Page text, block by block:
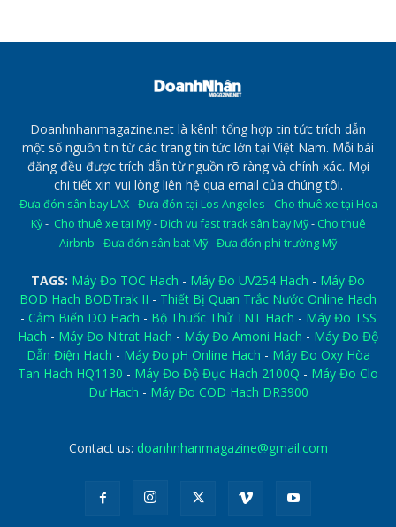
Doanhnhanmagazine.net là kênh tổng hợp tin tức trích dẫn
một số nguồn tin từ các trang tin tức lớn tại Việt Nam. Mỗi bài
đăng đều được trích dẫn từ nguồn rõ ràng và chính xác. Mọi
chi tiết xin vui lòng liên hệ qua email của chúng tôi.
Đưa đón sân bay LAX-Đưa đón tại Los Angeles - Cho thuê xe tại Hoa
Kỳ- Cho thuê xe tại Mỹ- Dịch vụ fast track sân bay Mỹ- Cho thuê
Airbnb -Đưa đón sân bat Mỹ-Đưa đón phi trường Mỹ
TAGS: Máy Đo TOC Hach - Máy Đo UV254 Hach - Máy Đo
BOD Hach BODTrak II - Thiết Bị Quan Trắc Nước Online Hach
- Cảm Biến DO Hach - Bộ Thuốc Thử TNT Hach - Máy Đo TSS
Hach - Máy Đo Nitrat Hach - Máy Đo Amoni Hach - Máy Đo Độ
Dẫn Điện Hach - Máy Đo pH Online Hach - Máy Đo Oxy Hòa
Tan Hach HQ1130 - Máy Đo Độ Đục Hach 2100Q - Máy Đo Clo
Dư Hach - Máy Đo COD Hach DR3900
Contact us: doanhnhanmagazine@gmail.com